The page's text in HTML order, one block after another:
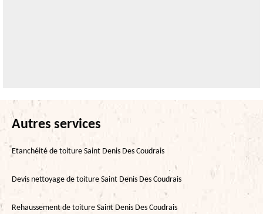
Autres services
Etanchéité de toiture Saint Denis Des Coudrais
Devis nettoyage de toiture Saint Denis Des Coudrais
Rehaussement de toiture Saint Denis Des Coudrais